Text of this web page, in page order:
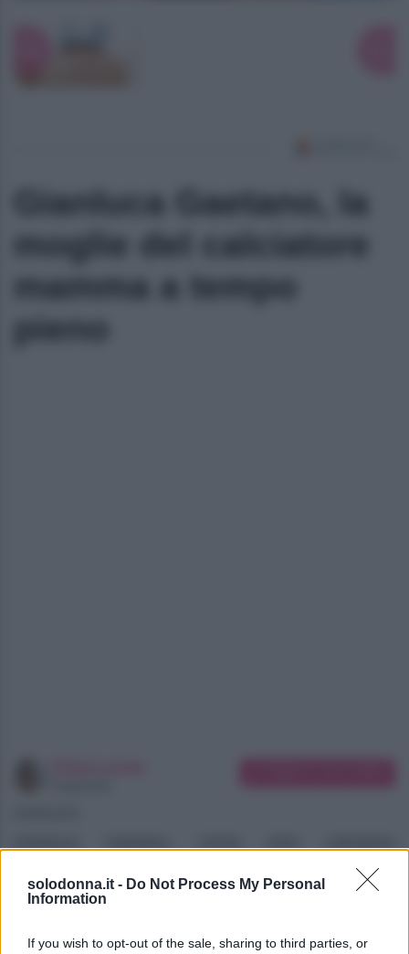
solodonna.it - Do Not Process My Personal
Information
If you wish to opt-out of the sale, sharing to third parties, or
Gianluca Gaetano, la
moglie del calciatore
mamma a tempo
pieno
dell’Atalanta, non ha soltanto successo in campo,
ma anche nella vita privata.